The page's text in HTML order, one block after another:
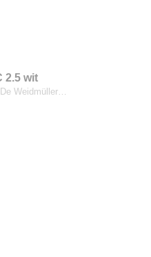
2.5 wit
Weidmüller…